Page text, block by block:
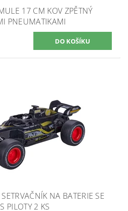
17 CM KOV ZPĚTNÝ
PNEUMATIKAMI
NA BATERIE SE
PILOTY 2 KS